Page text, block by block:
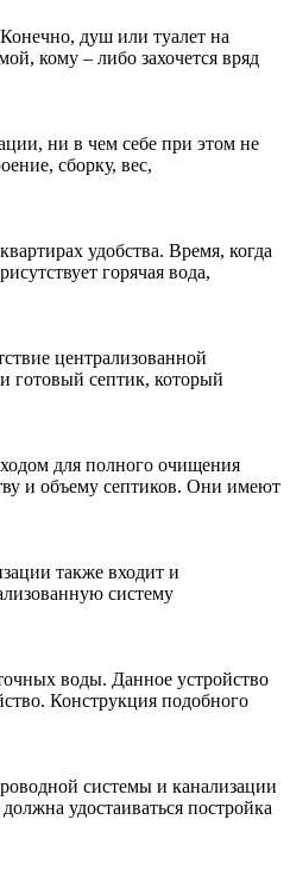
душ или туалет на
кому – либо захочется вряд
ни в чем себе при этом не
сборку, вес,
удобства. Время, когда
горячая вода,
централизованной
готовый септик, который
для полного очищения
и объему септиков. Они имеют
также входит и
систему
воды. Данное устройство
Конструкция подобного
системы и канализации
удостаиваться постройка